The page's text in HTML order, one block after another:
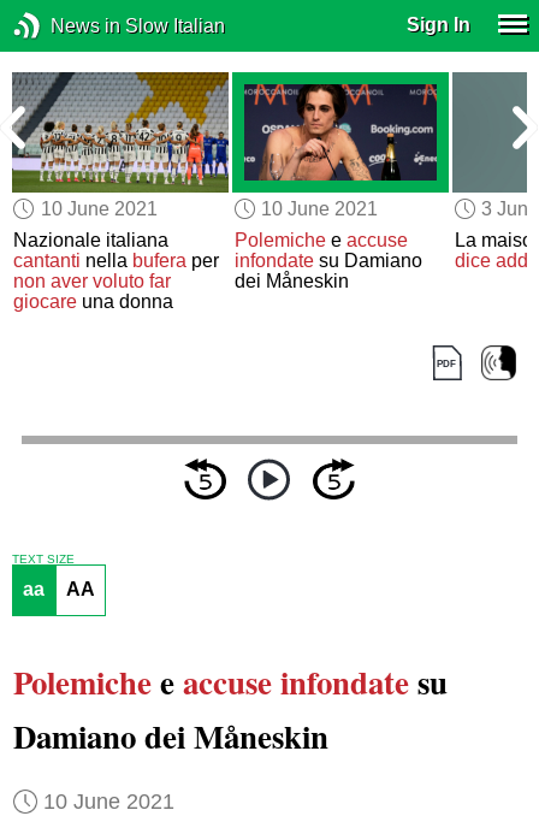
News in Slow Italian Sign In
10 June 2021
Nazionale italiana
cantanti nella bufera per
non aver voluto far
giocare una donna
10 June 2021
Polemichee accuse
infondatesu Damiano
dei Måneskin
3
La
dice
TEXT SIZE
aa AA
Polemicheeaccuse infondatesu
Damiano dei Måneskin
10 June 2021